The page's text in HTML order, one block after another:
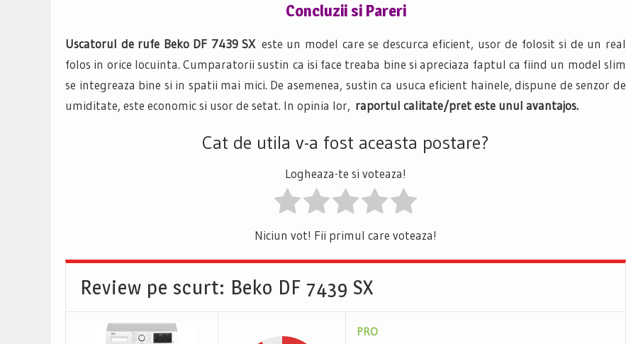
Concluzii si Pareri
Uscatorul de rufe Beko DF 7439 SX este un model care se descurca eficient, usor de folosit si de un real
folos in orice locuinta. Cumparatorii sustin ca isi face treaba bine si apreciaza faptul ca fiind un model slim
se integreaza bine si in spatii mai mici. De asemenea, sustin ca usuca eficient hainele, dispune de senzor de
umiditate, este economic si usor de setat. In opinia lor, raportul calitate/pret este unul avantajos.
Cat de utila v-a fost aceasta postare?
Logheaza-te si voteaza!
Niciun vot! Fii primul care voteaza!
Review pe scurt: Beko DF 7439 SX
PRO